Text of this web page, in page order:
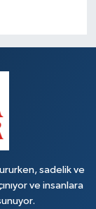
sadelik ve
ve insanlara